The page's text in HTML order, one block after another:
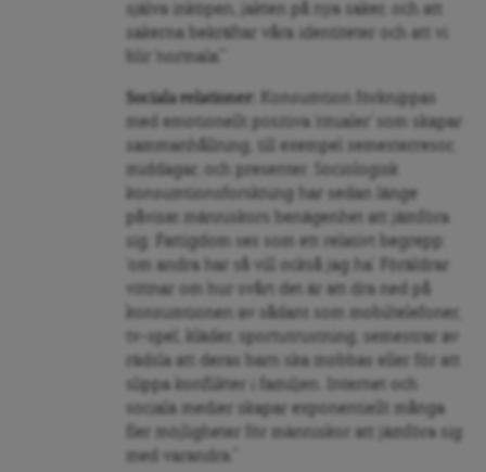
själva inköpen, jakten på nya saker, och att
sakerna bekräftar våra identiteter och att vi
blir ’normala’.”
Sociala relationer:
Konsumtion förknippas
med emotionellt positiva ’ritualer’ som skapar
sammanhållning, till exempel semesterresor,
middagar, och presenter. Sociologisk
konsumtionsforskning har sedan länge
påvisat människors benägenhet att jämföra
sig. Fattigdom ses som ett relativt begrepp:
’om andra har så vill också jag ha’. Föräldrar
vittnar om hur svårt det är att dra ned på
konsumtionen av sådant som mobiltelefoner,
tv-spel, kläder, sportutrustning, semestrar av
rädsla att deras barn ska mobbas eller för att
slippa konflikter i familjen. Internet och
sociala medier skapar exponentiellt många
fler möjligheter för människor att jämföra sig
med varandra.”